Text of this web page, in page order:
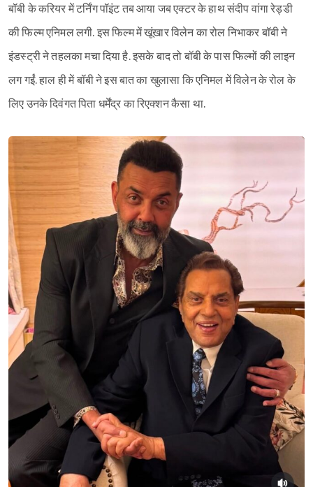
Sign in
बॉबी के करियर में टर्निंग पॉइंट तब आया जब एक्टर के हाथ संदीप वांगा रेड्डी
की फिल्म एनिमल लगी. इस फिल्म में खूंखार विलेन का रोल निभाकर बॉबी ने
इंडस्ट्री ने तहलका मचा दिया है. इसके बाद तो बॉबी के पास फिल्मों की लाइन
लग गईं. हाल ही में बॉबी ने इस बात का खुलासा कि एनिमल में विलेन के रोल के
लिए उनके दिवंगत पिता धर्मेंद्र का रिएक्शन कैसा था.